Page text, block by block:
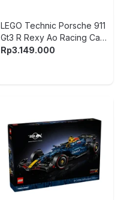
LEGO Technic Porsche 911
Gt3 R Rexy Ao Racing Car
Set 1313 pcs 42224 - Hijau
Rp3.149.000